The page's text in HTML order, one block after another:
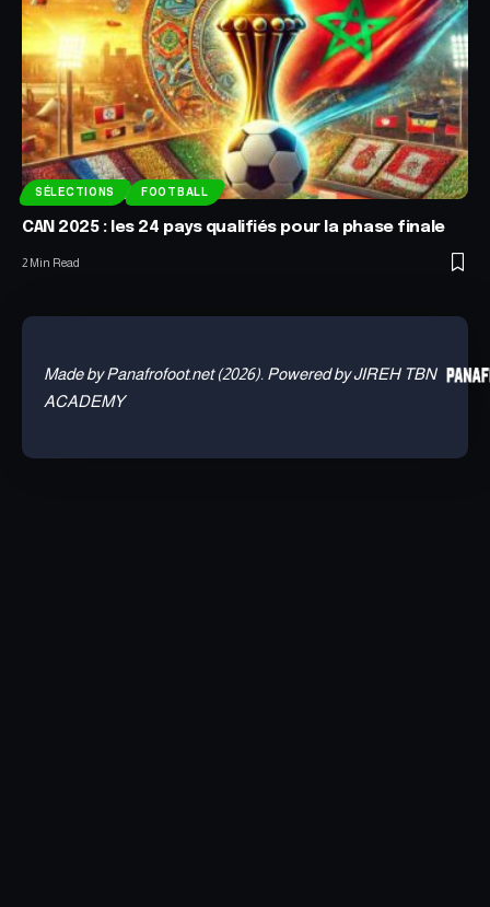
SÉLECTIONS FOOTBALL
CAN 2025 : les 24 pays qualifiés pour la phase finale
2 Min Read
Made by Panafrofoot.net (2026). Powered by JIREH TBN
ACADEMY